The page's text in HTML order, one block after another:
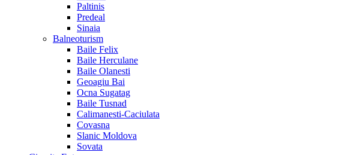
Paltinis
Predeal
Sinaia
Balneoturism
Baile Felix
Baile Herculane
Baile Olanesti
Geoagiu Bai
Ocna Sugatag
Baile Tusnad
Calimanesti-Caciulata
Covasna
Slanic Moldova
Sovata